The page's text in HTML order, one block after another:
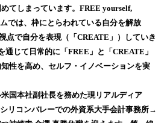
てしまっています。FREE yourself,
では、枠にとらわれている自分を解放
点で自分を表現（「CREATE」）していき
通じて日常的に「FREE」と「CREATE」
性を高め、セルフ・イノベーションを実
国本社副社長を務めた現リアルディア
リコンバレーでの外資系大手会計事務所→